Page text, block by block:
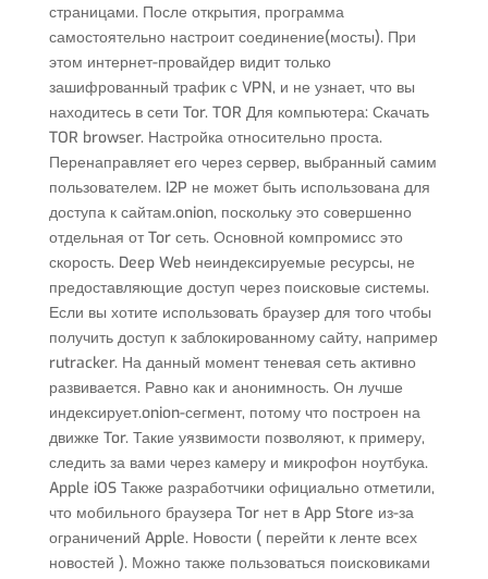
страницами. После открытия, программа
самостоятельно настроит соединение(мосты). При
этом интернет-провайдер видит только
зашифрованный трафик с VPN, и не узнает, что вы
находитесь в сети Tor. TOR Для компьютера: Скачать
TOR browser. Настройка относительно проста.
Перенаправляет его через сервер, выбранный самим
пользователем. I2P не может быть использована для
доступа к сайтам.onion, поскольку это совершенно
отдельная от Tor сеть. Основной компромисс это
скорость. Deep Web неиндексируемые ресурсы, не
предоставляющие доступ через поисковые системы.
Если вы хотите использовать браузер для того чтобы
получить доступ к заблокированному сайту, например
rutracker. На данный момент теневая сеть активно
развивается. Равно как и анонимность. Он лучше
индексирует.onion-сегмент, потому что построен на
движке Tor. Такие уязвимости позволяют, к примеру,
следить за вами через камеру и микрофон ноутбука.
Apple iOS Также разработчики официально отметили,
что мобильного браузера Tor нет в App Store из-за
ограничений Apple. Новости ( перейти к ленте всех
новостей ). Можно также пользоваться поисковиками